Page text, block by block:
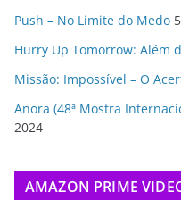
Push – No Limite do Medo
Hurry Up Tomorrow: Além
Missão: Impossível – O
Anora (48ª Mostra
2024
AMAZON PRIME